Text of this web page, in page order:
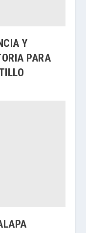
Y
PARA